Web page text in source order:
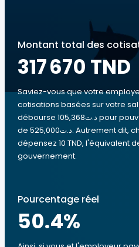
Montant total des
317 670 TND
Saviez-vous que votre
cotisations basées sur votre
débourse 105,368د.ت pour pouvoir vous verser un salaire
de 525,000د.ت. Autrement dit, chaque fois que vous
dépensez 10 TND, l'équivalent
gouvernement.
Pourcentage réel
50.4%